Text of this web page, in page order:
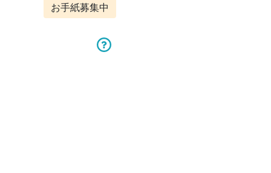
お手紙募集中